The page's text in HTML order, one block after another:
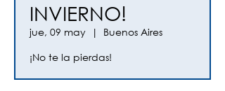
INVIERNO!
jue, 09 may
  |
Buenos Aires
¡No te la pierdas!